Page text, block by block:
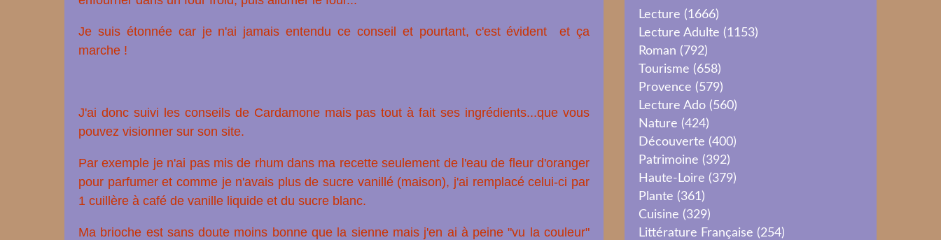
Je suis étonnée car je n'ai jamais entendu ce conseil et pourtant, c'est évident et ça
marche !
J'ai donc suivi les conseils de Cardamone mais pas tout à fait ses ingrédients...que vous
pouvez visionner sur son site.
Par exemple je n'ai pas mis de rhum dans ma recette seulement de l'eau de fleur d'oranger
pour parfumer et comme je n'avais plus de sucre vanillé (maison), j'ai remplacé celui-ci par
1 cuillère à café de vanille liquide et du sucre blanc.
Ma brioche est sans doute moins bonne que la sienne mais j'en ai à peine "vu la couleur"
Lecture (1666)
Lecture Adulte (1153)
Roman (792)
Tourisme (658)
Provence (579)
Lecture Ado (560)
Nature (424)
Découverte (400)
Patrimoine (392)
Haute-Loire (379)
Plante (361)
Cuisine (329)
Littérature Française (254)